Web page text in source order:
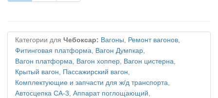
Категории для Чебоксар: Вагоны, Ремонт вагонов,
Фитинговая платформа, Вагон Думпкар,
Вагон платформа, Вагон хоппер, Вагон цистерна,
Крытый вагон, Пассажирский вагон,
Комплектующие и запчасти для ж/д транспорта,
Автосцепка СА-3, Аппарат поглощающий,